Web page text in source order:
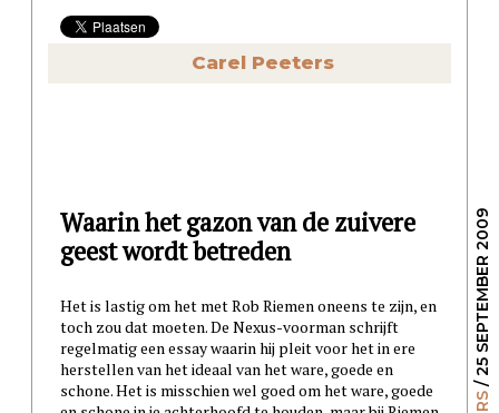
Carel Peeters
/ 25 SEPTEMBER 2009
Waarin het gazon van de zuivere
geest wordt betreden
Het is lastig om het met Rob Riemen oneens te zijn, en
toch zou dat moeten. De Nexus-voorman schrijft
regelmatig een essay waarin hij pleit voor het in ere
herstellen van het ideaal van het ware, goede en
schone. Het is misschien wel goed om het ware, goede